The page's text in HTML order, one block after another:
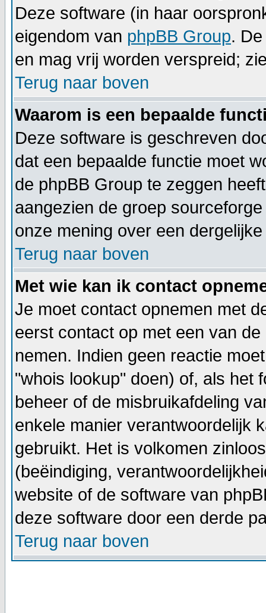
Deze software (in haar
eigendom van phpBB Group.
en mag vrij worden verspreid;
Terug naar boven
Waarom is een bepaalde
Deze software is geschreven
dat een bepaalde functie moet
de phpBB Group te zeggen
aangezien de groep
onze mening over een
Terug naar boven
Met wie kan ik contact
Je moet contact opnemen met
eerst contact op met een van
nemen. Indien geen reactie
"whois lookup" doen) of, als het
beheer of de misbruikafdeling
enkele manier verantwoordelijk
gebruikt. Het is volkomen
(beëindiging,
website of de software van
deze software door een derde
Terug naar boven